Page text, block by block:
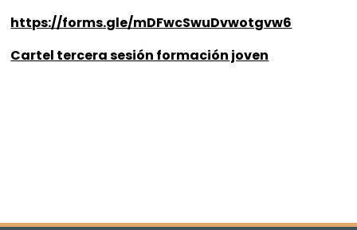
https://forms.gle/mDFwcSwuDvwotgvw6
Cartel tercera sesión formación joven